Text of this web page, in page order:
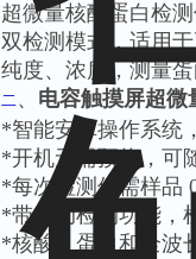
超微量核酸蛋白检
双检测模式，适用
纯度、浓度，测量
二、 电容触摸屏超微
*智能安卓操作系统
*开机无需预热，可
*每次检测仅需样品
*带自动检测功能，
*核酸、蛋白和全波